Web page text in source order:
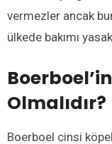
vermezler ancak
ülkede bakımı
Olmalıdır?
Boerboel cinsi